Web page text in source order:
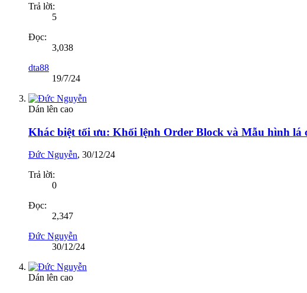
Trả lời:
5
Đọc:
3,038
dta88
19/7/24
Dán lên cao
Khác biệt tối ưu: Khối lệnh Order Block và Mẫu hình lá
Đức Nguyễn, 30/12/24
Trả lời:
0
Đọc:
2,347
Đức Nguyễn
30/12/24
Dán lên cao